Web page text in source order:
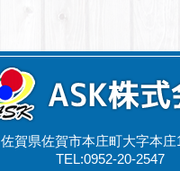
佐賀県佐賀市本庄町大字本庄
TEL:0952-20-2547